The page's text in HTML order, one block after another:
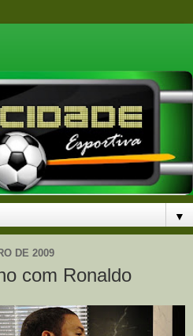
▼
DE 2009
com Ronaldo